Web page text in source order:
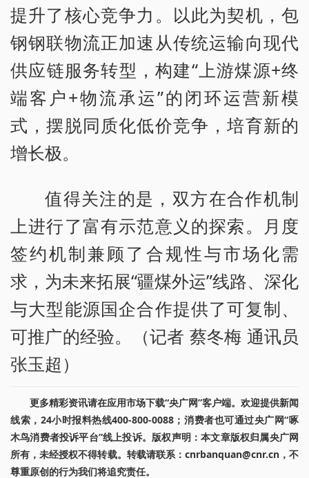
提升了核心竞争力。以此为契机，包
钢钢联物流正加速从传统运输向现代
供应链服务转型，构建“上游煤源+终
端客户+物流承运”的闭环运营新模
式，摆脱同质化低价竞争，培育新的
增长极。
值得关注的是，双方在合作机制
上进行了富有示范意义的探索。月度
签约机制兼顾了合规性与市场化需
求，为未来拓展“疆煤外运”线路、深化
与大型能源国企合作提供了可复制、
可推广的经验。（记者 蔡冬梅 通讯员
张玉超）
更多精彩资讯请在应用市场下载“央广网”客户端。欢迎提供新闻
线索，24小时报料热线400-800-0088；消费者也可通过央广网“啄
木鸟消费者投诉平台”线上投诉。版权声明：本文章版权归属央广网
所有，未经授权不得转载。转载请联系：cnrbanquan@cnr.cn，不
尊重原创的行为我们将追究责任。